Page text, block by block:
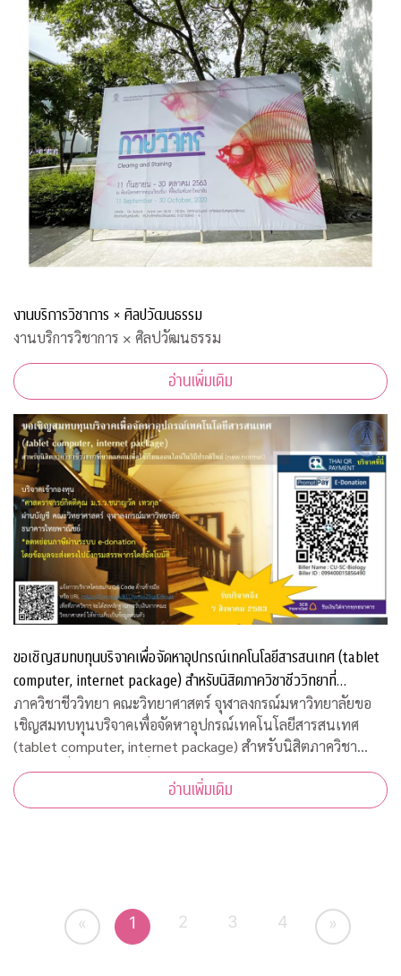
งานบริการวิชาการ × ศิลปวัฒนธรรม
งานบริการวิชาการ × ศิลปวัฒนธรรม
อ่านเพิ่มเติม
ขอเชิญสมทบทุนบริจาคเพื่อจัดหาอุปกรณ์เทคโนโลยีสารสนเทศ (tablet
computer, internet package) สำหรับนิสิตภาควิชาชีววิทยาที่
ขาดแคลน
ภาควิชาชีววิทยา คณะวิทยาศาสตร์ จุฬาลงกรณ์มหาวิทยาลัยขอ
เชิญสมทบทุนบริจาคเพื่อจัดหาอุปกรณ์เทคโนโลยีสารสนเทศ
(tablet computer, internet package) สำหรับนิสิตภาควิชา
ชีววิทยาที่ขาดแคลน เพื่อใช้เรียนออนไลน์ในวิถีปรกติใหม่ บริจาค
เข้ากองทุน "
อ่านเพิ่มเติม
« 1 2 3 4 »